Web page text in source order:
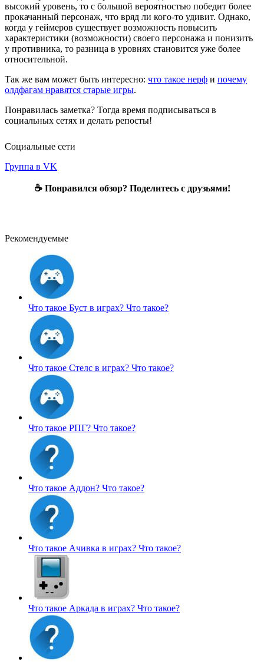
высокий уровень, то с большой вероятностью победит более
прокачанный персонаж, что вряд ли кого-то удивит. Однако,
когда у геймеров существует возможность повысить
характеристики (возможности) своего персонажа и понизить
у противника, то разница в уровнях становится уже более
относительной.
Так же вам может быть интересно: что такое нерф и почему
олдфагам нравятся старые игры.
Понравилась заметка? Тогда время подписываться в
социальных сетях и делать репосты!
Социальные сети
Группа в VK
☕ Понравился обзор? Поделитесь с друзьями!
Рекомендуемые
Что такое Буст в играх? Что такое?
Что такое Стелс в играх? Что такое?
Что такое РПГ? Что такое?
Что такое Аддон? Что такое?
Что такое Ачивка в играх? Что такое?
Что такое Аркада в играх? Что такое?